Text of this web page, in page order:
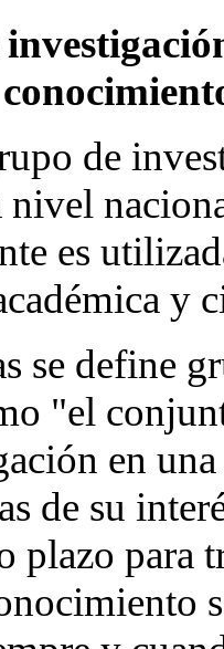
de
nivel
es
y
se define
"el
en
de su
plazo para